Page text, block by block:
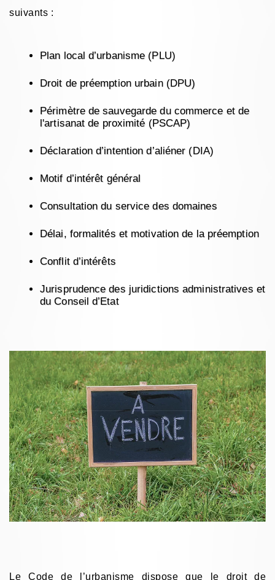
suivants :
Plan local d’urbanisme (PLU)
Droit de préemption urbain (DPU)
Périmètre de sauvegarde du commerce et de
l'artisanat de proximité (PSCAP)
Déclaration d’intention d’aliéner (DIA)
Motif d’intérêt général
Consultation du service des domaines
Délai, formalités et motivation de la préemption
Conflit d’intérêts
Jurisprudence des juridictions administratives et
du Conseil d’Etat
Le Code de l’urbanisme dispose que le droit de